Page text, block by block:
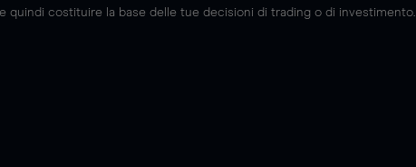
quindi costituire la base delle tue decisioni di trading o di investimento.